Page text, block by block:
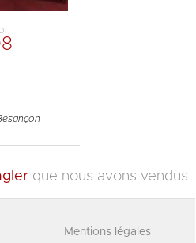
que nous avons vendus
Mentions légales